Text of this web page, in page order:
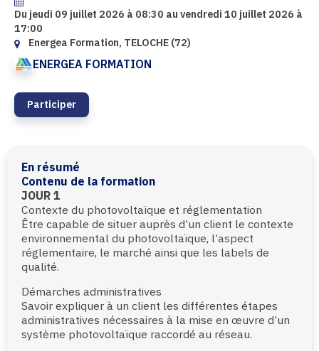
Du jeudi 09 juillet 2026 à 08:30 au vendredi 10 juillet 2026 à
17:00
Energea Formation, TELOCHE (72)
ENERGEA FORMATION
Participer
En résumé
Contenu de la formation
JOUR 1
Contexte du photovoltaïque et réglementation
Être capable de situer auprès d’un client le contexte
environnemental du photovoltaïque, l’aspect
réglementaire, le marché ainsi que les labels de
qualité.
Démarches administratives
Savoir expliquer à un client les différentes étapes
administratives nécessaires à la mise en œuvre d’un
système photovoltaïque raccordé au réseau.